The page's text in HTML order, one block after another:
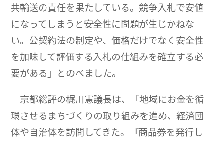
共輸送の責任を果たしている。競争入札で安値
になってしまうと安全性に問題が生じかねな
い。公契約法の制定や、価格だけでなく安全性
を加味して評価する入札の仕組みを確立する必
要がある」とのべました。
京都総評の梶川憲議長は、「地域にお金を循
環させるまちづくりの取り組みを進め、経済団
体や自治体を訪問してきた。『商品券を発行し